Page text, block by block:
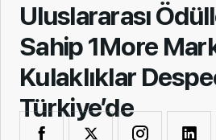
Uluslararası
Sahip 1More
Kulaklıklar
Türkiye’de